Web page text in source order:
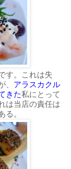
す。これは失
、 アラスカクル
きた私にとって
は当店の責任は
る。